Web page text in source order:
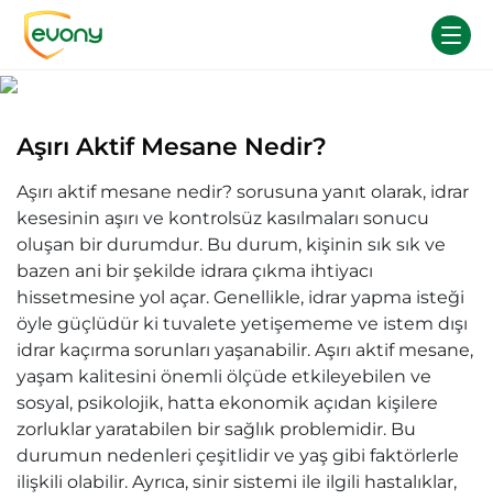
Aşırı Aktif Mesane Nedir?
Aşırı aktif mesane nedir? sorusuna yanıt olarak, idrar
kesesinin aşırı ve kontrolsüz kasılmaları sonucu
oluşan bir durumdur. Bu durum, kişinin sık sık ve
bazen ani bir şekilde idrara çıkma ihtiyacı
hissetmesine yol açar. Genellikle, idrar yapma isteği
öyle güçlüdür ki tuvalete yetişememe ve istem dışı
idrar kaçırma sorunları yaşanabilir. Aşırı aktif mesane,
yaşam kalitesini önemli ölçüde etkileyebilen ve
sosyal, psikolojik, hatta ekonomik açıdan kişilere
zorluklar yaratabilen bir sağlık problemidir. Bu
durumun nedenleri çeşitlidir ve yaş gibi faktörlerle
ilişkili olabilir. Ayrıca, sinir sistemi ile ilgili hastalıklar,